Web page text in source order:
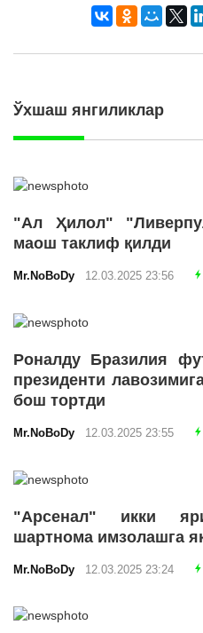
Ўхшаш янгиликлар
"Ал Ҳилол"
маош таклиф қилди
Mr.NoBoDy 12.03.2025 23:56
Роналду Бразилия
президенти
бош тортди
Mr.NoBoDy 12.03.2025 23:55
"Арсенал" икки
шартнома имзолашга
Mr.NoBoDy 12.03.2025 23:24